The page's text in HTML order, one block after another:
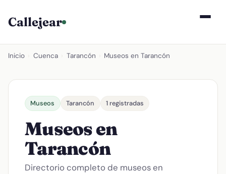
Callejear
Inicio Cuenca Tarancón Museos en Tarancón
Museos Tarancón 1 registradas
Museos en
Tarancón
Directorio completo de museos en